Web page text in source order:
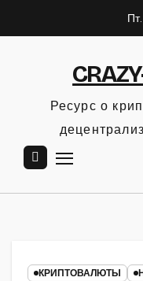
к
Ресурс о
КРИПТОВАЛЮТЫ